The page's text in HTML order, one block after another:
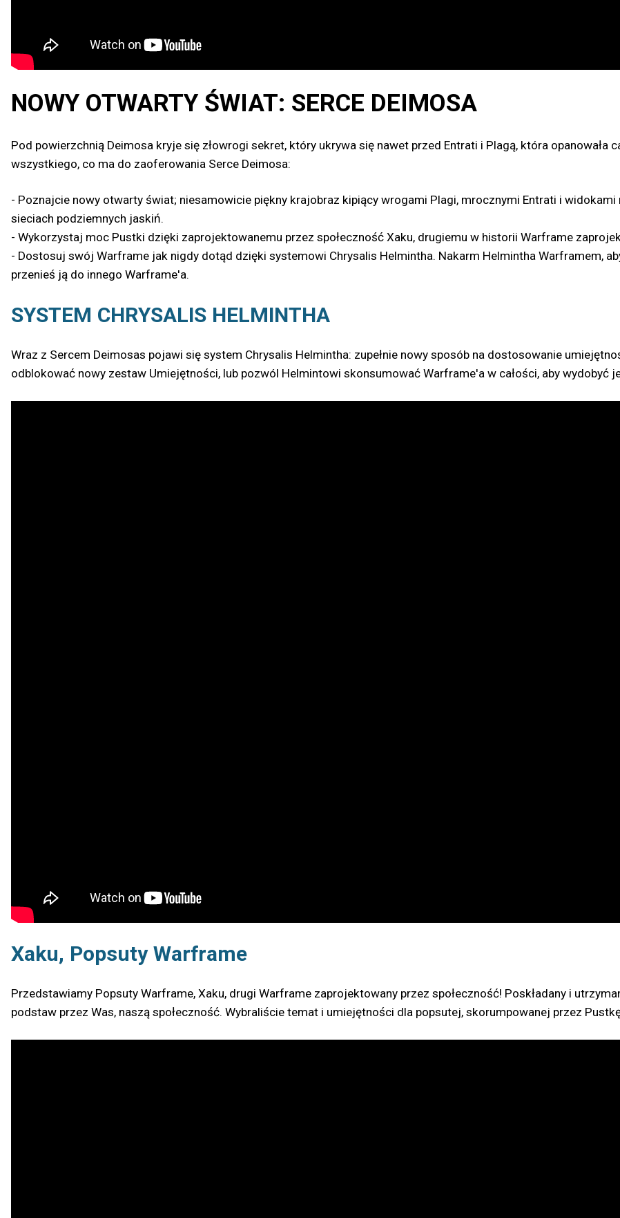
NOWY OTWARTY ŚWIAT: SERCE DEIMOSA
Pod powierzchnią Deimosa kryje się złowrogi sekret, który ukrywa się nawet przed Entrati i Plagą, która opanowała
wszystkiego, co ma do zaoferowania Serce Deimosa:
- Poznajcie nowy otwarty świat; niesamowicie piękny krajobraz kipiący wrogami Plagi, mrocznymi Entrati i
sieciach podziemnych jaskiń.
- Wykorzystaj moc Pustki dzięki zaprojektowanemu przez społeczność Xaku, drugiemu w historii Warframe
- Dostosuj swój Warframe jak nigdy dotąd dzięki systemowi Chrysalis Helmintha. Nakarm Helmintha Warframem,
przenieś ją do innego Warframe'a.
SYSTEM CHRYSALIS HELMINTHA
Wraz z Sercem Deimosas pojawi się system Chrysalis Helmintha: zupełnie nowy sposób na dostosowanie
odblokować nowy zestaw Umiejętności, lub pozwól Helmintowi skonsumować Warframe'a w całości, aby wydobyć
Xaku, Popsuty Warframe
Przedstawiamy Popsuty Warframe, Xaku, drugi Warframe zaprojektowany przez społeczność! Poskładany i
podstaw przez Was, naszą społeczność. Wybraliście temat i umiejętności dla popsutej, skorumpowanej przez